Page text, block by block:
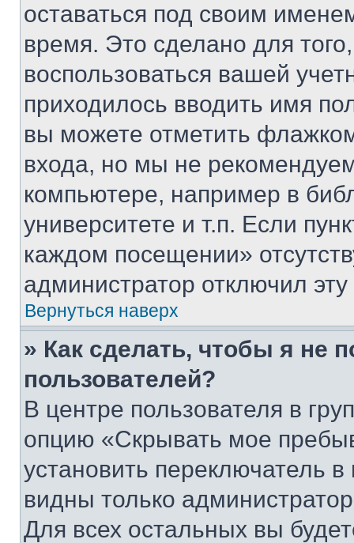
оставаться под своим
время. Это сделано для
воспользоваться вашей
приходилось вводить имя
вы можете отметить
входа, но мы не
компьютере, например в
университете и т.п. Если
каждом посещении»
администратор отключил
Вернуться наверх
» Как сделать, чтобы я не
пользователей?
В центре пользователя в
опцию «Скрывать мое
установить переключатель
видны только
Для всех остальных вы